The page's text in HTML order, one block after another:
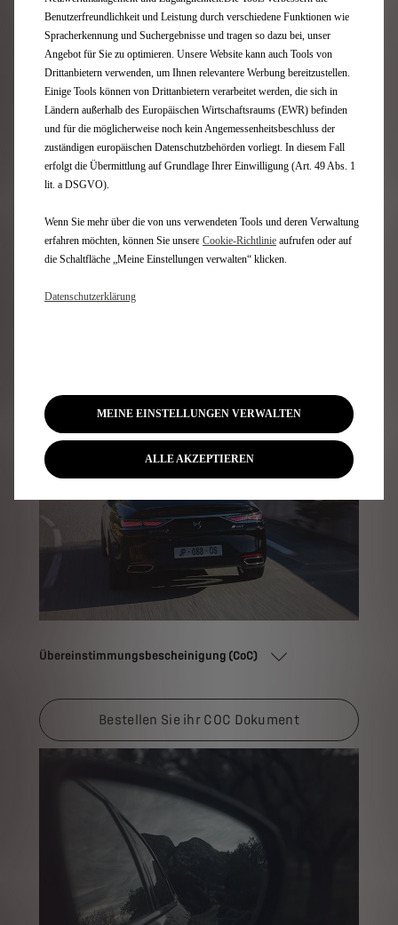
Anleitungen und Tutorials
Übereinstimmungsbescheinigung (CoC)
Bestellen Sie ihr COC Dokument
Benutzerfreundlichkeit und Leistung durch verschiedene Funktionen wie
Spracherkennung und Suchergebnisse und tragen so dazu bei, unser
Angebot für Sie zu optimieren. Unsere Website kann auch Tools von
Drittanbietern verwenden, um Ihnen relevantere Werbung bereitzustellen.
Einige Tools können von Drittanbietern verarbeitet werden, die sich in
Ländern außerhalb des Europäischen Wirtschaftsraums (EWR) befinden
und für die möglicherweise noch kein Angemessenheitsbeschluss der
zuständigen europäischen Datenschutzbehörden vorliegt. In diesem Fall
erfolgt die Übermittlung auf Grundlage Ihrer Einwilligung (Art. 49 Abs. 1
lit. a DSGVO).
Wenn Sie mehr über die von uns verwendeten Tools und deren Verwaltung
erfahren möchten, können Sie unsere Cookie‑Richtlinie aufrufen oder auf
die Schaltfläche „Meine Einstellungen verwalten“ klicken.
Datenschutzerklärung
MEINE EINSTELLUNGEN VERWALTEN
ALLE AKZEPTIEREN